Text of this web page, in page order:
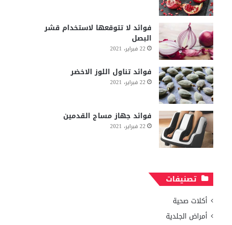
فوائد لا تتوقعها لاستخدام قشر
البصل
22 فبراير، 2021
فوائد تناول اللوز الاخضر
22 فبراير، 2021
فوائد جهاز مساج القدمين
22 فبراير، 2021
تصنيفات
أكلات صحية
أمراض الجلدية